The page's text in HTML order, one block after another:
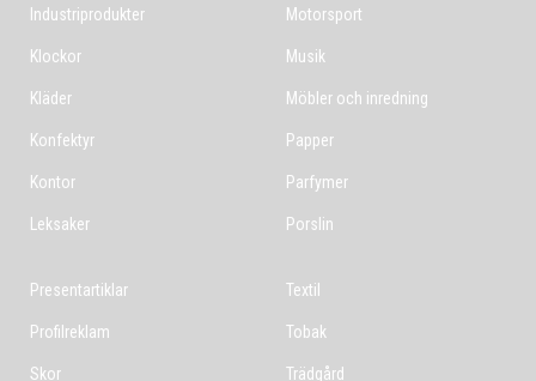
Industriprodukter
Klockor
Kläder
Konfektyr
Kontor
Leksaker
Motorsport
Musik
Möbler och inredning
Papper
Parfymer
Porslin
Presentartiklar
Profilreklam
Skor
Textil
Tobak
Trädgård